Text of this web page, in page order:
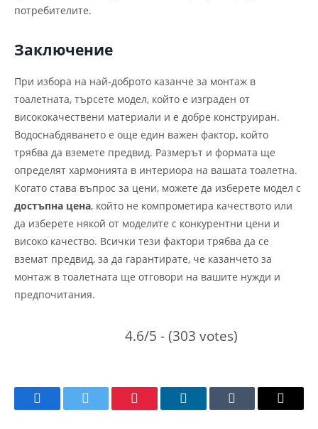
потребителите.
Заключение
При избора на най-доброто казанче за монтаж в
тоалетната, търсете модел, който е изграден от
висококачествени материали и е добре конструиран.
Водоснабдяването е още един важен фактор, който
трябва да вземете предвид. Размерът и формата ще
определят хармонията в интериора на вашата тоалетна.
Когато става въпрос за цени, можете да изберете модел с
достъпна цена, който не компрометира качеството или
да изберете някой от моделите с конкурентни цени и
високо качество. Всички тези фактори трябва да се
вземат предвид, за да гарантирате, че казанчето за
монтаж в тоалетната ще отговори на вашите нужди и
предпочитания.
4.6/5 - (303 votes)
FacebookTwitter Pinterest LinkedInTumblr Email